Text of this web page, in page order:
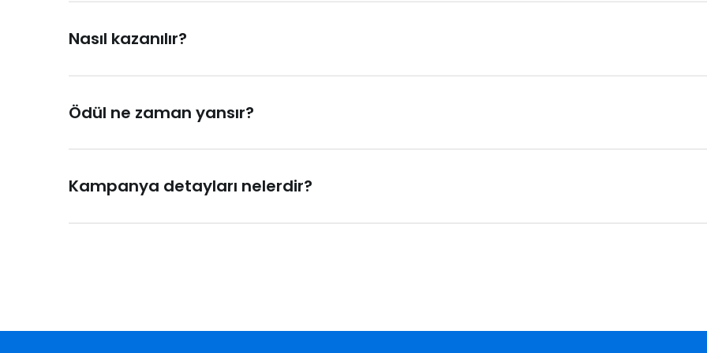
Nasıl kazanılır?
kazanılabilir.
Ödül ne zaman yansır?
Kampanya detayları nelerdir?
Yalnızca N Kolay banka kartı veya N Kolay sanal kart ile yapılan harcamalar kampanya